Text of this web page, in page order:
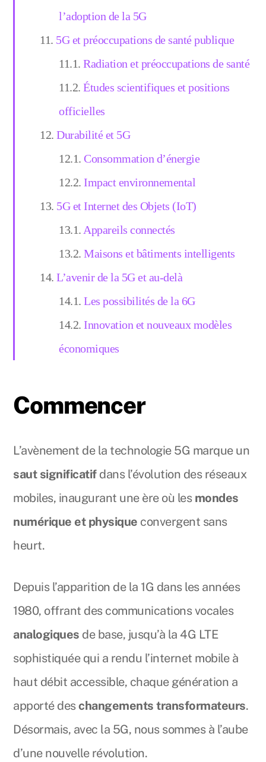
l’adoption de la 5G
5G et préoccupations de santé publique
Radiation et préoccupations de santé
Études scientifiques et positions
officielles
Durabilité et 5G
Consommation d’énergie
Impact environnemental
5G et Internet des Objets (IoT)
Appareils connectés
Maisons et bâtiments intelligents
L’avenir de la 5G et au-delà
Les possibilités de la 6G
Innovation et nouveaux modèles
économiques
Commencer
L’avènement de la technologie 5G marque un
saut significatifdans l’évolution des réseaux
mobiles, inaugurant une ère où les mondes
numérique et physique convergent sans
heurt.
Depuis l’apparition de la 1G dans les années
1980, offrant des communications vocales
analogiques de base, jusqu’à la 4G LTE
sophistiquée qui a rendu l’internet mobile à
haut débit accessible, chaque génération a
apporté deschangements transformateurs.
Désormais, avec la 5G, nous sommes à l’aube
d’une nouvelle révolution.